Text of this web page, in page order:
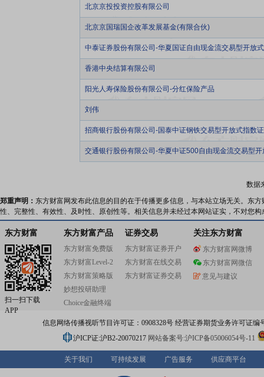
北京京投投资控股有限公司
北京京国瑞国企改革发展基金(有限合伙)
中泰证券股份有限公司-华夏国证自由现金流交易型开放
香港中央结算有限公司
阳光人寿保险股份有限公司-分红保险产品
刘伟
招商银行股份有限公司-国泰中证钢铁交易型开放式指数
交通银行股份有限公司-华夏中证500自由现金流交易型
数据
郑重声明： 东方财富网发布此信息的目的在于传播更多信息，与本站立场无关。东
性、完整性、有效性、及时性、原创性等。相关信息并未经过本网站证实，不对您
东方财富
扫一扫下载
APP
东方财富产品
东方财富免费版
东方财富Level-2
东方财富策略版
妙想投研助理
Choice金融终端
证券交易
东方财富证券开户
东方财富在线交易
东方财富证券交易
关注东方财富
东方财富网微博
东方财富网微信
意见与建议
信息网络传播视听节目许可证：0908328号 经营证券期货业务许可证编
沪ICP证:沪B2-20070217 网站备案号:沪ICP备05006054号-11
关于我们 可持续发展 广告服务 供应商平台